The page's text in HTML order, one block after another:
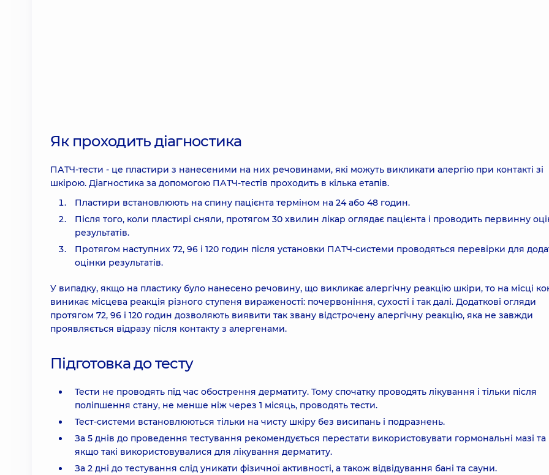
Як проходить діагностика
ПАТЧ-тести - це пластири з нанесеними на них речовинами, які можуть викликати алергію при контакті зі
шкірою. Діагностика за допомогою ПАТЧ-тестів проходить в кілька етапів.
Пластири встановлюють на спину пацієнта терміном на 24 або 48 годин.
Після того, коли пластирі сняли, протягом 30 хвилин лікар оглядає пацієнта і проводить первинну
результатів.
Протягом наступних 72, 96 і 120 годин після установки ПАТЧ-системи проводяться перевірки для
оцінки результатів.
У випадку, якщо на пластику було нанесено речовину, що викликає алергічну реакцію шкіри, то на місці
виникає місцева реакція різного ступеня вираженості: почервоніння, сухості і так далі. Додаткові огляди
протягом 72, 96 і 120 годин дозволяють виявити так звану відстрочену алергічну реакцію, яка не завжди
проявляється відразу після контакту з алергенами.
Підготовка до тесту
Тести не проводять під час обострення дерматиту. Тому спочатку проводять лікування і тільки після
поліпшення стану, не менше ніж через 1 місяць, проводять тести.
Тест-системи встановлюються тільки на чисту шкіру без висипань і подразнень.
За 5 днів до проведення тестування рекомендується перестати використовувати гормональні мазі та
якщо такі використовувалися для лікування дерматиту.
За 2 дні до тестування слід уникати фізичної активності, а також відвідування бані та сауни.